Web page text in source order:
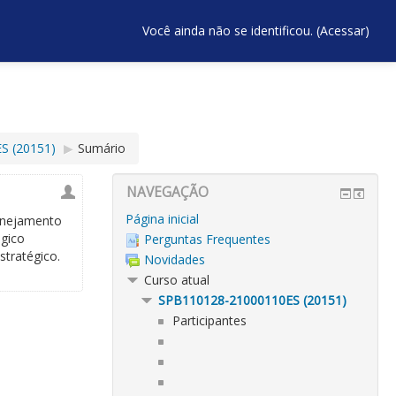
Você ainda não se identificou. (Acessar)
(20151) ▶︎ Sumário
NAVEGAÇÃO
Página inicial
Perguntas Frequentes
Novidades
Curso atual
SPB110128-21000110ES (20151)
Participantes